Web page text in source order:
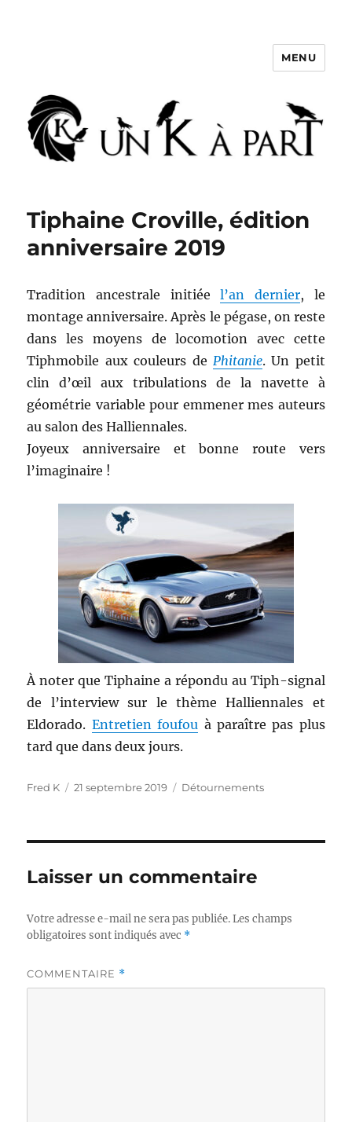
MENU
Tiphaine Croville, édition
anniversaire 2019
Tradition ancestrale initiéel’an dernier, le
montage anniversaire. Après le pégase, on reste
dans les moyens de locomotion avec cette
Tiphmobile aux couleurs de Phitanie. Un petit
clin d’œil aux tribulations de la navette à
géométrie variable pour emmener mes auteurs
au salon des Halliennales.
Joyeux anniversaire et bonne route vers
l’imaginaire !
À noter que Tiphaine a répondu au Tiph-signal
de l’interview sur le thème Halliennales et
Eldorado. Entretien foufou à paraître pas plus
tard que dans deux jours.
Auteur
Fred K
Publié
21 septembre 2019 Catégories
Détournements
Laisser un commentaire
Votre adresse e-mail ne sera pas publiée. Les champs
obligatoires sont indiqués avec *
COMMENTAIRE *